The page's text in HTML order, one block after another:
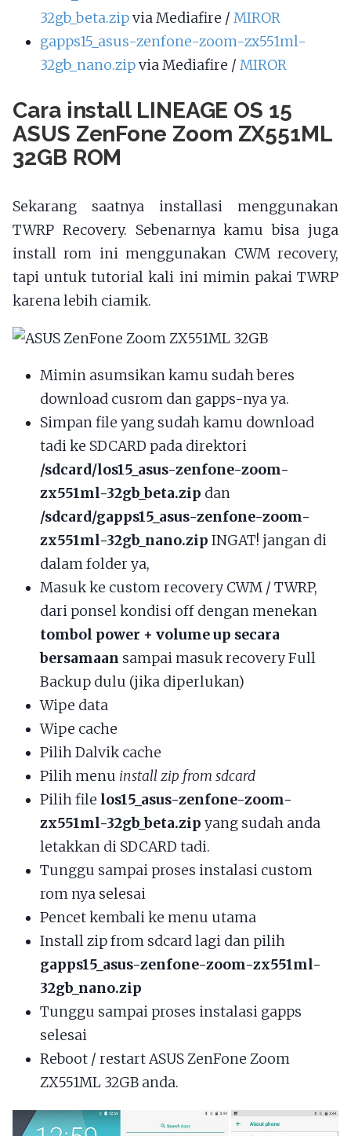
32gb_beta.zipvia Mediafire /MIROR
gapps15_asus-zenfone-zoom-zx551ml-
32gb_nano.zipvia Mediafire /MIROR
Cara install LINEAGE OS 15
ASUS ZenFone Zoom ZX551ML
32GB ROM
Sekarang saatnya installasi menggunakan
TWRP Recovery. Sebenarnya kamu bisa juga
install rom ini menggunakan CWM recovery,
tapi untuk tutorial kali ini mimin pakai TWRP
karena lebih ciamik.
Mimin asumsikan kamu sudah beres
download cusrom dan gapps-nya ya.
Simpan file yang sudah kamu download
tadi ke SDCARD pada direktori
/sdcard/los15_asus-zenfone-zoom-
zx551ml-32gb_beta.zip dan
/sdcard/gapps15_asus-zenfone-zoom-
zx551ml-32gb_nano.zip INGAT! jangan di
dalam folder ya,
Masuk ke custom recovery CWM / TWRP,
dari ponsel kondisi off dengan menekan
tombol power + volume up secara
bersamaan sampai masuk recovery Full
Backup dulu (jika diperlukan)
Wipe data
Wipe cache
Pilih Dalvik cache
Pilih menu install zip from sdcard
Pilih file los15_asus-zenfone-zoom-
zx551ml-32gb_beta.zip yang sudah anda
letakkan di SDCARD tadi.
Tunggu sampai proses instalasi custom
rom nya selesai
Pencet kembali ke menu utama
Install zip from sdcard lagi dan pilih
gapps15_asus-zenfone-zoom-zx551ml-
32gb_nano.zip
Tunggu sampai proses instalasi gapps
selesai
Reboot / restart ASUS ZenFone Zoom
ZX551ML 32GB anda.